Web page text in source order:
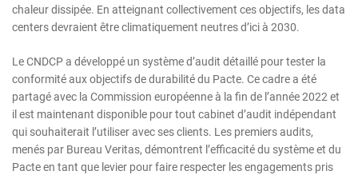
chaleur dissipée. En atteignant collectivement ces objectifs, les data
centers devraient être climatiquement neutres d’ici à 2030.
Le CNDCP a développé un système d’audit détaillé pour tester la
conformité aux objectifs de durabilité du Pacte. Ce cadre a été
partagé avec la Commission européenne à la fin de l’année 2022 et
il est maintenant disponible pour tout cabinet d’audit indépendant
qui souhaiterait l’utiliser avec ses clients. Les premiers audits,
menés par Bureau Veritas, démontrent l’efficacité du système et du
Pacte en tant que levier pour faire respecter les engagements pris